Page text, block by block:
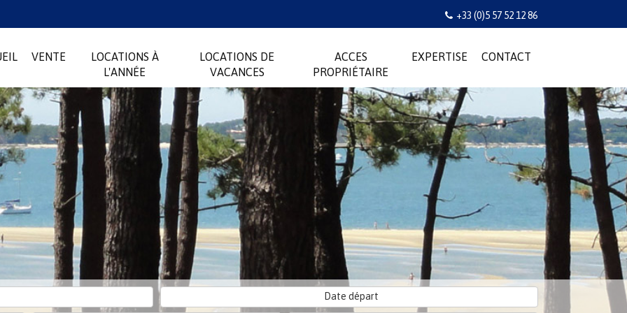
+33 (0)5 57 52 12 86
VENTE
LOCATIONS À
L'ANNÉE
LOCATIONS DE
VACANCES
ACCES
PROPRIÉTAIRE
EXPERTISE CONTACT